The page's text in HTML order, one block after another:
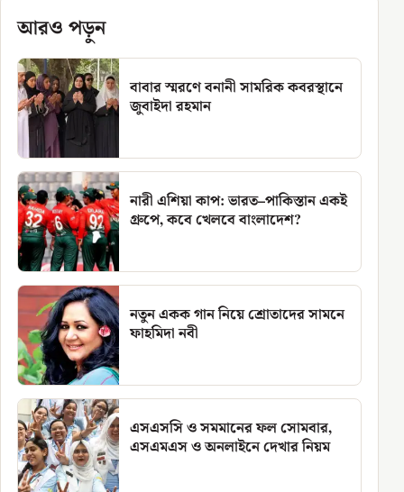
আরও পড়ুন
বাবার স্মরণে বনানী সামরিক কবরস্থানে
জুবাইদা রহমান
নারী এশিয়া কাপ: ভারত–পাকিস্তান একই
গ্রুপে, কবে খেলবে বাংলাদেশ?
নতুন একক গান নিয়ে শ্রোতাদের সামনে
ফাহমিদা নবী
এসএসসি ও সমমানের ফল সোমবার,
এসএমএস ও অনলাইনে দেখার নিয়ম